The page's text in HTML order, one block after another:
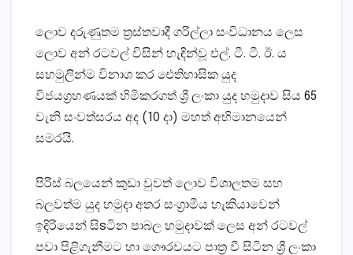
ලොව දරුණුතම ත්‍රස්‌තවාදී ගරිල්ලා සංවිධානය ලෙස
ලොව අන් රටවල් විසින් හැඳින්වූ එල්. ටී. ටී. ඊ. ය
සහමුලින්ම විනාශ කර ඓතිහාසික යුද
විජයග්‍රහණයක්‌ හිමිකරගත් ශ්‍රී ලංකා යුද හමුදාව සිය 65
වැනි සංවත්සරය අද (10 දා) මහත් අභිමානයෙන්
සමරයි.
පිරිස්‌ බලයෙන් කුඩා වුවත් ලොව විශාලතම සහ
බලවත්ම යුද හමුදා අතර සංග්‍රාමීය හැකියාවෙන්
ඉදිරියෙන් සිsටින පාබල හමුදාවක්‌ ලෙස අන් රටවල්
පවා පිළිගැනීමට හා ගෞරවයට පාත්‍ර වී සිටින ශ්‍රී ලංකා